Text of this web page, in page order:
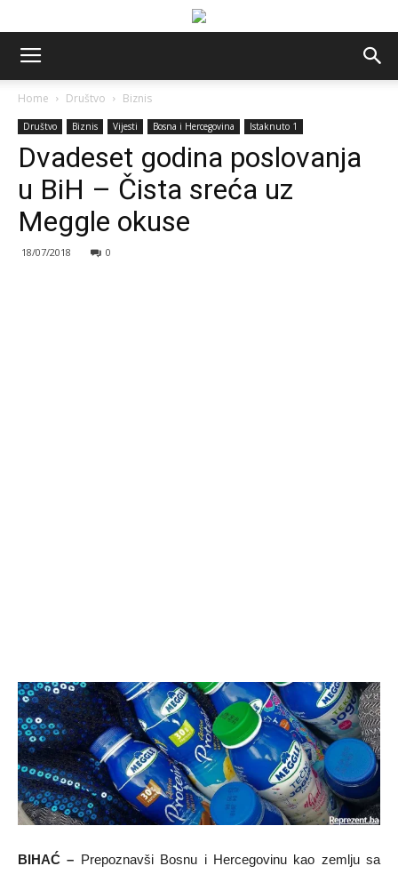
Home Društvo Biznis
Društvo Biznis Vijesti Bosna i Hercegovina Istaknuto 1
Dvadeset godina poslovanja
u BiH – Čista sreća uz
Meggle okuse
18/07/2018 0
BIHAĆ – Prepoznavši Bosnu i Hercegovinu kao zemlju sa